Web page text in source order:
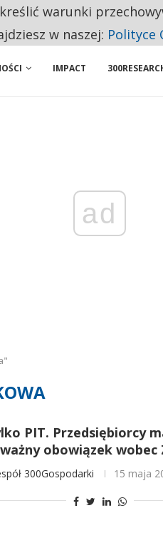
LIŚCIE SĄ DWA PODMIOTY Z POLSKI
IMPACT
ad
PIT. Przedsiębiorcy
obowiązek wobec
300Gospodarki 15 maja
warunki
w naszej: Polityce